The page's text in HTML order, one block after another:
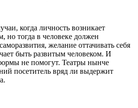
когда личность возникает
но тогда в человеке должен
желание оттачивать себя
быть развитым человеком. И
не помогут. Театры нынче
посетитель вряд ли выдержит